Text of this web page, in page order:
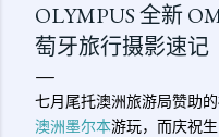
OLYMPUS 全新
萄牙旅行摄影速记
七月尾托澳洲旅游局赞助
澳洲墨尔本游玩，而庆祝